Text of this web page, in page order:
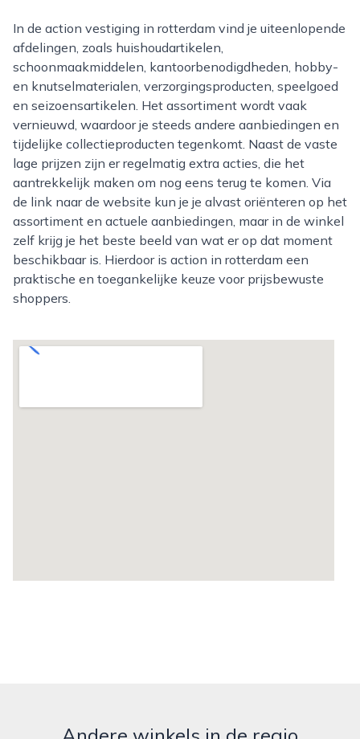
In de action vestiging in rotterdam vind je uiteenlopende
afdelingen, zoals huishoudartikelen,
schoonmaakmiddelen, kantoorbenodigdheden, hobby-
en knutselmaterialen, verzorgingsproducten, speelgoed
en seizoensartikelen. Het assortiment wordt vaak
vernieuwd, waardoor je steeds andere aanbiedingen en
tijdelijke collectieproducten tegenkomt. Naast de vaste
lage prijzen zijn er regelmatig extra acties, die het
aantrekkelijk maken om nog eens terug te komen. Via
de link naar de website kun je je alvast oriënteren op het
assortiment en actuele aanbiedingen, maar in de winkel
zelf krijg je het beste beeld van wat er op dat moment
beschikbaar is. Hierdoor is action in rotterdam een
praktische en toegankelijke keuze voor prijsbewuste
shoppers.